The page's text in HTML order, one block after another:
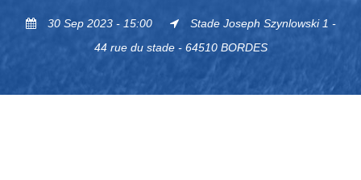
30 Sep 2023 - 15:00
Stade Joseph Szynlowski 1 -
44 rue du stade - 64510 BORDES